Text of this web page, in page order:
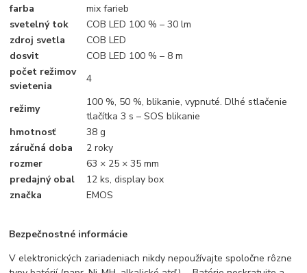
farba
mix farieb
svetelný tok
COB LED 100 % – 30 lm
zdroj svetla
COB LED
dosvit
COB LED 100 % – 8 m
počet režimov
svietenia
4
režimy
100 %, 50 %, blikanie, vypnuté. Dlhé stlačenie
tlačítka 3 s – SOS blikanie
hmotnosť
38 g
záručná doba
2 roky
rozmer
63 × 25 × 35 mm
predajný obal
12 ks, display box
značka
EMOS
Bezpečnostné informácie
V elektronických zariadeniach nikdy nepoužívajte spoločne rôzne